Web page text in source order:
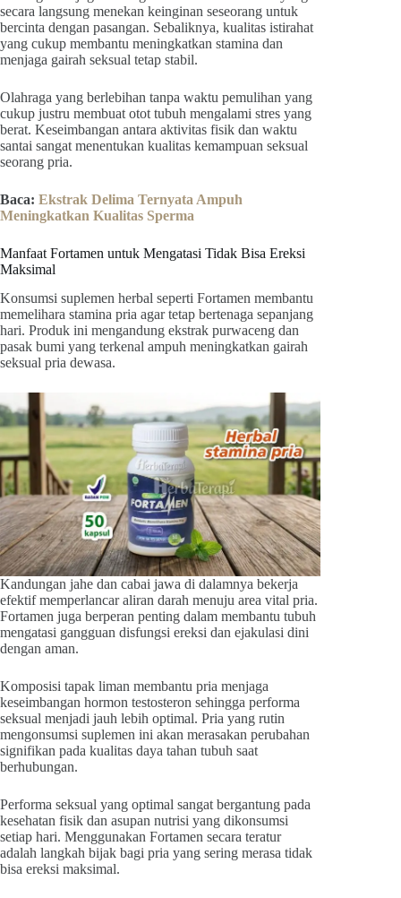
secara langsung menekan keinginan seseorang untuk
bercinta dengan pasangan. Sebaliknya, kualitas istirahat
yang cukup membantu meningkatkan stamina dan
menjaga gairah seksual tetap stabil.
Olahraga yang berlebihan tanpa waktu pemulihan yang
cukup justru membuat otot tubuh mengalami stres yang
berat. Keseimbangan antara aktivitas fisik dan waktu
santai sangat menentukan kualitas kemampuan seksual
seorang pria.
Baca: Ekstrak Delima Ternyata Ampuh
Meningkatkan Kualitas Sperma
Manfaat Fortamen untuk Mengatasi Tidak Bisa Ereksi
Maksimal
Konsumsi suplemen herbal seperti Fortamen membantu
memelihara stamina pria agar tetap bertenaga sepanjang
hari. Produk ini mengandung ekstrak purwaceng dan
pasak bumi yang terkenal ampuh meningkatkan gairah
seksual pria dewasa.
Kandungan jahe dan cabai jawa di dalamnya bekerja
efektif memperlancar aliran darah menuju area vital pria.
Fortamen juga berperan penting dalam membantu tubuh
mengatasi gangguan disfungsi ereksi dan ejakulasi dini
dengan aman.
Komposisi tapak liman membantu pria menjaga
keseimbangan hormon testosteron sehingga performa
seksual menjadi jauh lebih optimal. Pria yang rutin
mengonsumsi suplemen ini akan merasakan perubahan
signifikan pada kualitas daya tahan tubuh saat
berhubungan.
Performa seksual yang optimal sangat bergantung pada
kesehatan fisik dan asupan nutrisi yang dikonsumsi
setiap hari. Menggunakan Fortamen secara teratur
adalah langkah bijak bagi pria yang sering merasa tidak
bisa ereksi maksimal.